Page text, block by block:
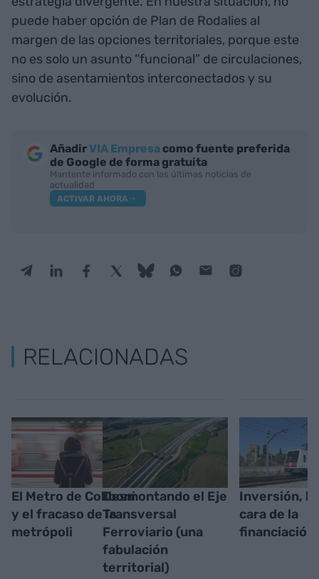
puede haber opción de Plan de Rodalies al
margen de las opciones territoriales, porque este
no es solo un asunto “funcional” de circulaciones,
sino de asentamientos interconectados y su
evolución.
AñadirVIA Empresa como fuente preferida
de Google de forma gratuita
Mantente informado con las últimas noticias de
actualidad
ACTIVAR AHORA
RELACIONADAS
El Metro de Collboni
y el fracaso de la
metrópoli
Desmontando el Eje
Transversal
Ferroviario (una
fabulación
territorial)
Inversión,
cara de la
financiación